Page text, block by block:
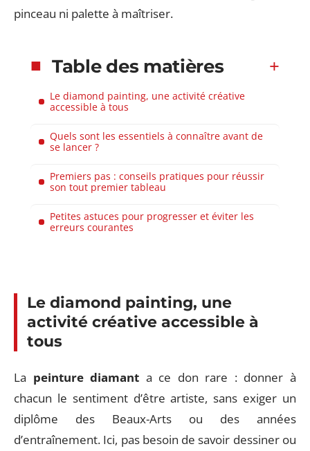
pinceau ni palette à maîtriser.
Table des matières
Le diamond painting, une activité créative
accessible à tous
Quels sont les essentiels à connaître avant de
se lancer ?
Premiers pas : conseils pratiques pour réussir
son tout premier tableau
Petites astuces pour progresser et éviter les
erreurs courantes
Le diamond painting, une
activité créative accessible à
tous
La peinture diamant a ce don rare : donner à
chacun le sentiment d’être artiste, sans exiger un
diplôme des Beaux-Arts ou des années
d’entraînement. Ici, pas besoin de savoir dessiner ou